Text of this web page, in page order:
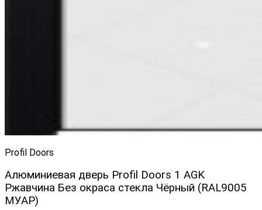
Profil Doors
Алюминиевая дверь Profil Doors 1 AGK
Ржавчина Без окраса стекла Чёрный (RAL9005
МУАР)